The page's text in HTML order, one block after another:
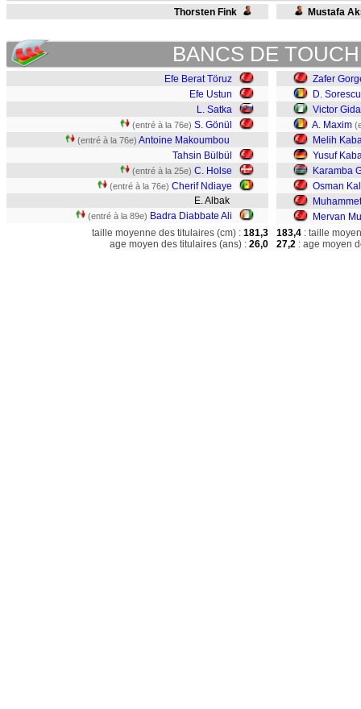
Thorsten Fink Mustafa
BANCS DE
Efe Berat Töruz
Efe Ustun
L. Satka
(entré à la 76e) S. Gönül
(entré à la 76e) Antoine Makoumbou
Tahsin Bülbül
(entré à la 25e) C. Holse
(entré à la 76e) Cherif Ndiaye
E. Albak
(entré à la 89e) Badra Diabbate Ali
Zafer
D. Sorescu
Victor
A. Maxim
Melih
Yusuf
Karamba
Osman
Mervan
taille moyenne des titulaires (cm) : 181,3
age moyen des titulaires (ans) : 26,0
183,4 : taille
27,2 : age moyen